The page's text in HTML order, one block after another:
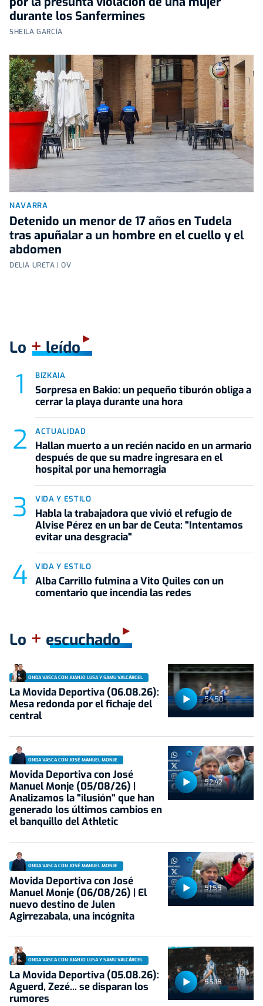
durante los Sanfermines
SHEILA GARCÍA
NAVARRA
Detenido un menor de 17 años en Tudela
tras apuñalar a un hombre en el cuello y el
abdomen
DELIA URETA | OV
Lo +leído
BIZKAIA
Sorpresa en Bakio: un pequeño tiburón obliga a
cerrar la playa durante una hora
ACTUALIDAD
Hallan muerto a un recién nacido en un armario
después de que su madre ingresara en el
hospital por una hemorragia
VIDA Y ESTILO
Habla la trabajadora que vivió el refugio de
Alvise Pérez en un bar de Ceuta: "Intentamos
evitar una desgracia"
VIDA Y ESTILO
Alba Carrillo fulmina a Vito Quiles con un
comentario que incendia las redes
Lo + escuchado
54:50
ONDA VASCA CON JUANJO LUSA Y SAMU VALCÁRCEL
La Movida Deportiva (06.08.26):
Mesa redonda por el fichaje del
central
52:42
ONDA VASCA CON JOSÉ MANUEL MONJE
Movida Deportiva con José
Manuel Monje (05/08/26) |
Analizamos la "ilusión" que han
generado los últimos cambios en
el banquillo del Athletic
51:59
ONDA VASCA CON JOSÉ MANUEL MONJE
Movida Deportiva con José
Manuel Monje (06/08/26) | El
nuevo destino de Julen
Agirrezabala, una incógnita
55:18
ONDA VASCA CON JUANJO LUSA Y SAMU VALCÁRCEL
La Movida Deportiva (05.08.26):
Aguerd, Zezé... se disparan los
rumores